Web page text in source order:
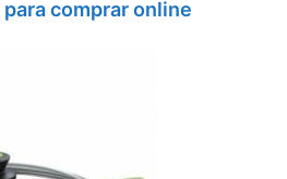
comprar online